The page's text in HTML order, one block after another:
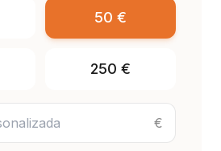
50 €
250 €
€